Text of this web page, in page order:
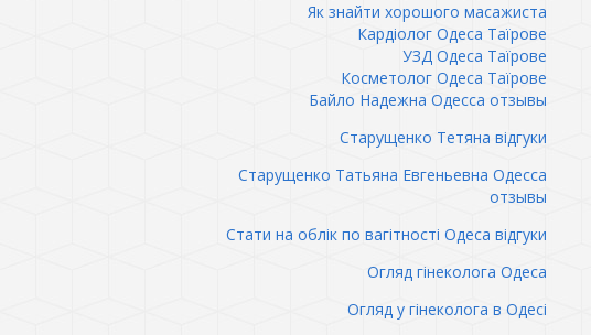
Як знайти хорошого масажиста
Кардіолог Одеса Таїрове
УЗД Одеса Таїрове
Косметолог Одеса Таїрове
Байло Надежна Одесса отзывы
Старущенко Тетяна відгуки
Старущенко Татьяна Евгеньевна Одесса
отзывы
Стати на облік по вагітності Одеса відгуки
Огляд гінеколога Одеса
Огляд у гінеколога в Одесі